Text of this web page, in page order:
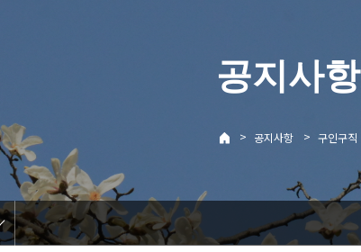
공지사항
> 공지사항 > 구인구직